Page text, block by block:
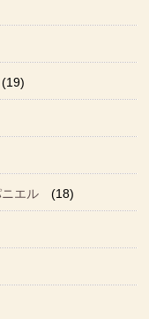
(19)
エル (18)